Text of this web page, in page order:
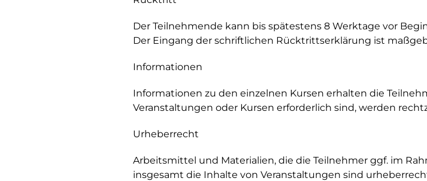
Der Teilnehmende kann bis spätestens 8 Werktage vor
Der Eingang der schriftlichen Rücktrittserklärung ist
Informationen
Informationen zu den einzelnen Kursen erhalten die
Veranstaltungen oder Kursen erforderlich sind, werden
Urheberrecht
Arbeitsmittel und Materialien, die die Teilnehmer ggf. im
insgesamt die Inhalte von Veranstaltungen sind